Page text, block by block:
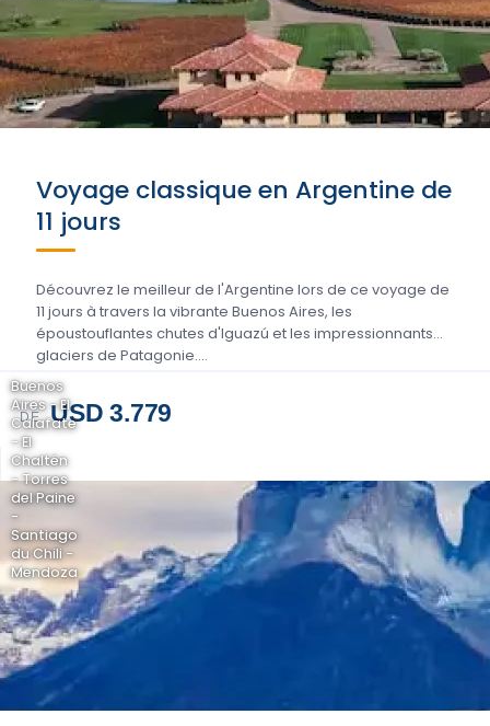
Voyage classique en Argentine de
11 jours
Découvrez le meilleur de l'Argentine lors de ce voyage de
11 jours à travers la vibrante Buenos Aires, les
époustouflantes chutes d'Iguazú et les impressionnants
glaciers de Patagonie....
DE USD 3.779
Buenos
Aires - El
Calafate
- El
Chaltén
- Torres
del Paine
-
Santiago
du Chili -
Mendoza